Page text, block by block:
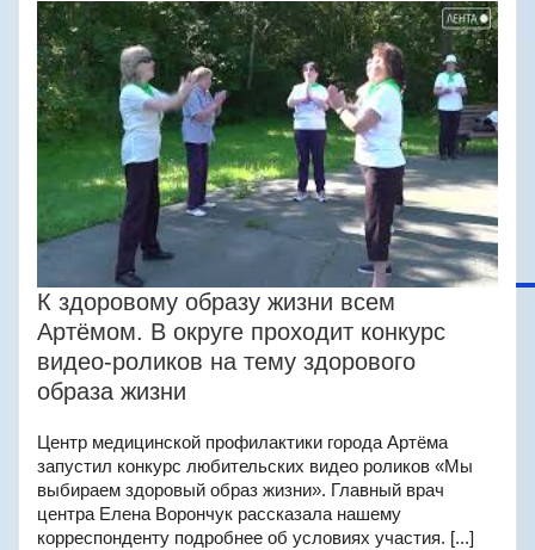
К здоровому образу жизни всем
Артёмом. В округе проходит конкурс
видео-роликов на тему здорового
образа жизни
Центр медицинской профилактики города Артёма
запустил конкурс любительских видео роликов «Мы
выбираем здоровый образ жизни». Главный врач
центра Елена Ворончук рассказала нашему
корреспонденту подробнее об условиях участия. [...]